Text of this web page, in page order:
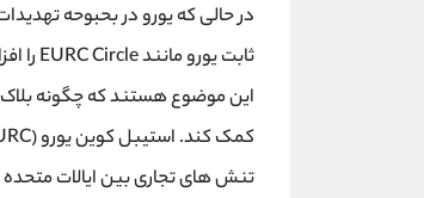
در حالی که یورو در بحبوحه
این موضوع هستند که چگونه بلاک
تنش های تجاری بین ایالات متحده